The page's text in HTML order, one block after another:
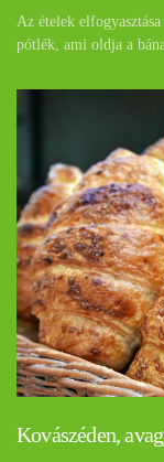
Az ételek
pótlék, ami oldja a
Kovászéden,